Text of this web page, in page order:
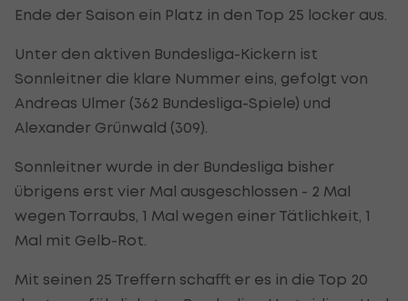
Ende der Saison ein Platz in den Top 25 locker aus.
Unter den aktiven Bundesliga-Kickern ist
Sonnleitner die klare Nummer eins, gefolgt von
Andreas Ulmer (362 Bundesliga-Spiele) und
Alexander Grünwald (309).
Sonnleitner wurde in der Bundesliga bisher
übrigens erst vier Mal ausgeschlossen - 2 Mal
wegen Torraubs, 1 Mal wegen einer Tätlichkeit, 1
Mal mit Gelb-Rot.
Mit seinen 25 Treffern schafft er es in die Top 20